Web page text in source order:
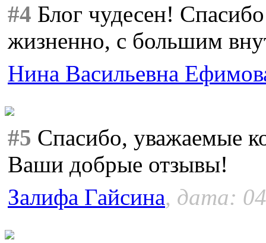
#4 Блог чудесен!
жизненно, с большим
Нина Васильевна
#5 Спасибо, уважаемые
Ваши добрые отзывы!
Залифа Гайсина, дата: